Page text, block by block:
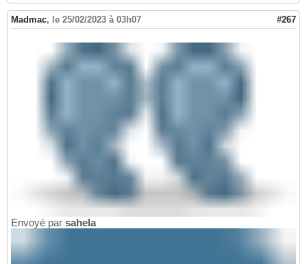
Madmac, le 25/02/2023 à 03h07 #267
Envoyé par sahela